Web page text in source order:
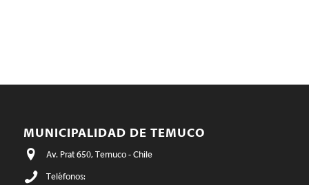
MUNICIPALIDAD DE TEMUCO
Av. Prat 650, Temuco - Chile
Teléfonos: